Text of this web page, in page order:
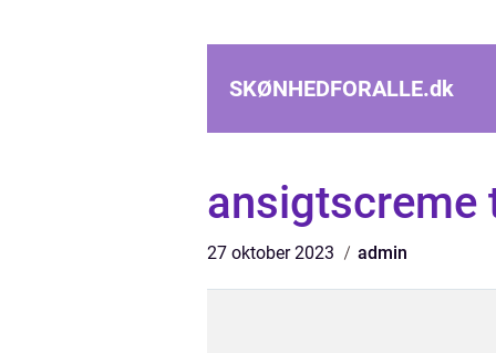
SKØNHEDFORALLE.dk
ansigtscreme
27 oktober 2023 admin